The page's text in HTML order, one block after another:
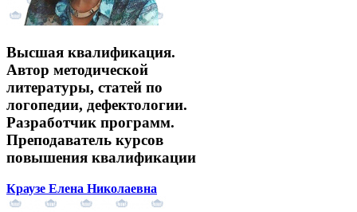
Высшая квалификация.
Автор методической
литературы, статей по
логопедии, дефектологии.
Разработчик программ.
Преподаватель курсов
повышения квалификации
Краузе Елена Николаевна